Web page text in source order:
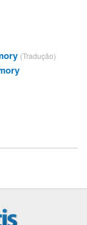
(Tradução)